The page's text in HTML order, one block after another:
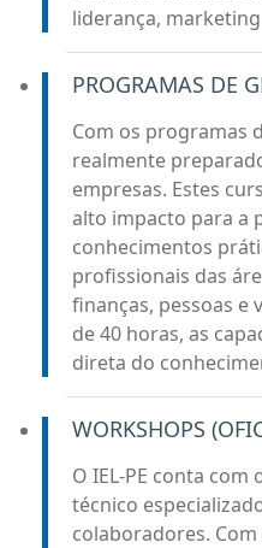
liderança,
PROGRAMAS DE
Com os programas
realmente
empresas. Estes
alto impacto para a
conhecimentos
profissionais das
finanças, pessoas e
de 40 horas, as
direta do
WORKSHOPS
O IEL-PE conta
técnico
colaboradores.